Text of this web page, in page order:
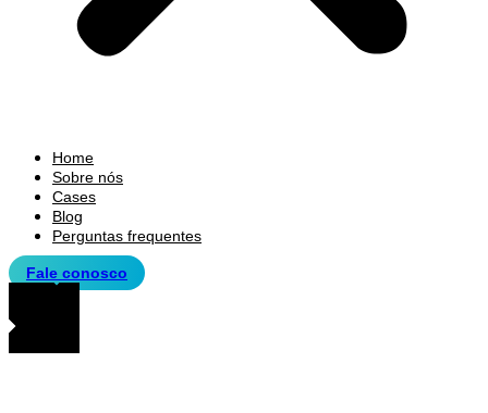
Home
Sobre nós
Cases
Blog
Perguntas frequentes
Fale conosco